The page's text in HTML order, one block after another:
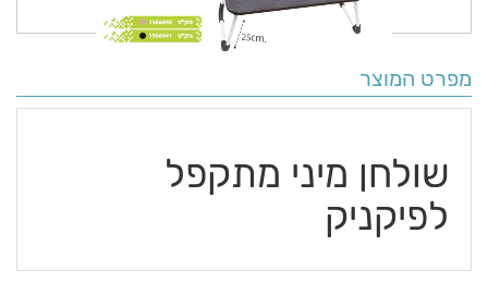
מפרט המוצר
שולחן מיני מתקפל
לפיקניק